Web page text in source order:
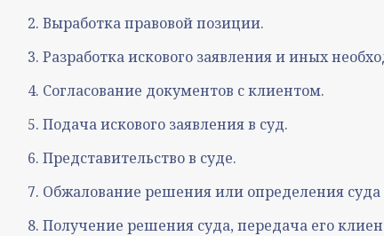
Выработка правовой позиции.
Разработка искового заявления и иных
Согласование документов с клиентом.
Подача искового заявления в суд.
Представительство в суде.
Обжалование решения или определения суда
Получение решения суда, передача его